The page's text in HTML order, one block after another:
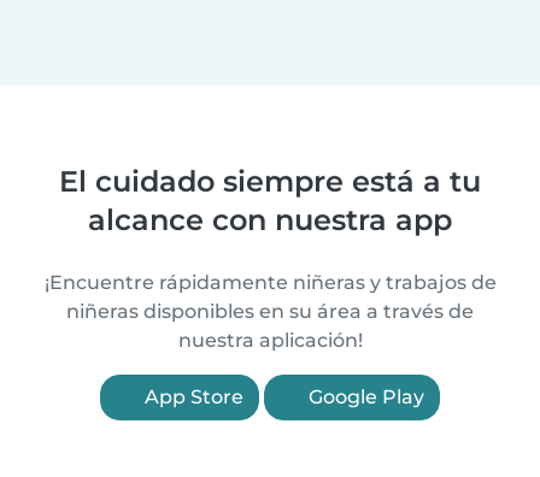
El cuidado siempre está a tu
alcance con nuestra app
¡Encuentre rápidamente niñeras y trabajos de
niñeras disponibles en su área a través de
nuestra aplicación!
App Store Google Play